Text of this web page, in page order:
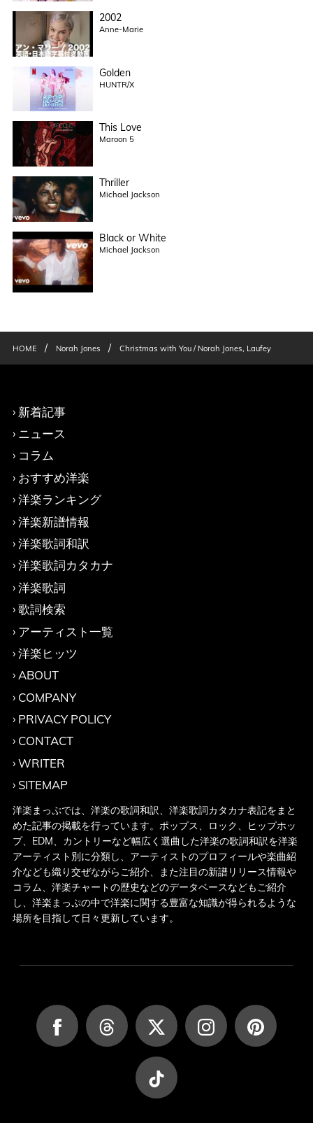
2002
Anne-Marie
Golden
HUNTR/X
This Love
Maroon 5
Thriller
Michael Jackson
Black or White
Michael Jackson
HOME / Norah Jones / Christmas with You / Norah Jones, Laufey
新着記事
ニュース
コラム
おすすめ洋楽
洋楽ランキング
洋楽新譜情報
洋楽歌詞和訳
洋楽歌詞カタカナ
洋楽歌詞
歌詞検索
アーティスト一覧
洋楽ヒッツ
ABOUT
COMPANY
PRIVACY POLICY
CONTACT
WRITER
SITEMAP
洋楽まっぷでは、洋楽の歌詞和訳、洋楽歌詞カタカナ表記をまと
めた記事の掲載を行っています。ポップス、ロック、ヒップホッ
プ、EDM、カントリーなど幅広く選曲した洋楽の歌詞和訳を洋楽
アーティスト別に分類し、アーティストのプロフィールや楽曲紹
介なども織り交ぜながらご紹介、また注目の新譜リリース情報や
コラム、洋楽チャートの歴史などのデータベースなどもご紹介
し、洋楽まっぷの中で洋楽に関する豊富な知識が得られるような
場所を目指して日々更新しています。